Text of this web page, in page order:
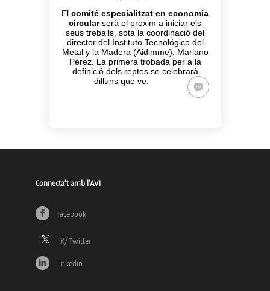
El comité especialitzat en economia
circularserà el pròxim a iniciar els
seus treballs, sota la coordinació del
director del Instituto Tecnológico del
Metal y la Madera (Aidimme), Mariano
Pérez. La primera trobada per a la
definició dels reptes se celebrarà
dilluns que ve.
Connecta’t amb l’AVI
facebook
linkedin